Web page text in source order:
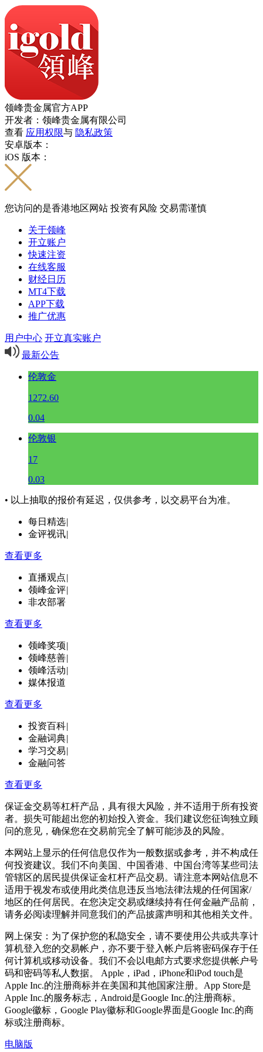
领峰贵金属官方APP
开发者：领峰贵金属有限公司
查看 应用权限与 隐私政策
安卓版本：
iOS 版本：
您访问的是香港地区网站 投资有风险 交易需谨慎
关于领峰
开立账户
快速注资
在线客服
财经日历
MT4下载
APP下载
推广优惠
用户中心 开立真实账户
最新公告
伦敦金
1272.60
0.04
伦敦银
17
0.03
• 以上抽取的报价有延迟，仅供参考，以交易平台为准。
每日精选|
金评视讯|
查看更多
直播观点|
领峰金评|
非农部署
查看更多
领峰奖项|
领峰慈善|
领峰活动|
媒体报道
查看更多
投资百科|
金融词典|
学习交易|
金融问答
查看更多
保证金交易等杠杆产品，具有很大风险，并不适用于所有投资
者。损失可能超出您的初始投入资金。我们建议您征询独立顾
问的意见，确保您在交易前完全了解可能涉及的风险。
本网站上显示的任何信息仅作为一般数据或参考，并不构成任
何投资建议。我们不向美国、中国香港、中国台湾等某些司法
管辖区的居民提供保证金杠杆产品交易。请注意本网站信息不
适用于视发布或使用此类信息违反当地法律法规的任何国家/
地区的任何居民。在您决定交易或继续持有任何金融产品前，
请务必阅读理解并同意我们的产品披露声明和其他相关文件。
网上保安：为了保护您的私隐安全，请不要使用公共或共享计
算机登入您的交易帐户，亦不要于登入帐户后将密码保存于任
何计算机或移动设备。我们不会以电邮方式要求您提供帐户号
码和密码等私人数据。 Apple，iPad，iPhone和iPod touch是
Apple Inc.的注册商标并在美国和其他国家注册。App Store是
Apple Inc.的服务标志，Android是Google Inc.的注册商标。
Google徽标，Google Play徽标和Google界面是Google Inc.的商
标或注册商标。
电脑版